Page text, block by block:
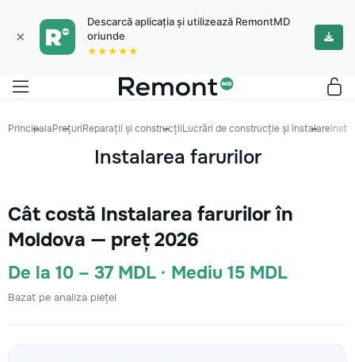
×
Descarcă aplicația și utilizează RemontMD
oriunde
★★★★★
PrincipalaPrețuriReparații și construcțiiLucrări de construcție și instalare
Instalarea farurilor
Cât costă Instalarea farurilor în
Moldova — preț 2026
De la 10 – 37 MDL · Mediu 15 MDL
Bazat pe analiza pieței